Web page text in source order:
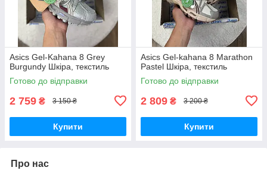
Asics Gel-Kahana 8 Grey
Burgundy Шкіра, текстиль
Готово до відправки
2 759 ₴ 3 150 ₴
Купити
Asics Gel-kahana 8 Marathon
Pastel Шкіра, текстиль
Готово до відправки
2 809 ₴ 3 200 ₴
Купити
Про нас